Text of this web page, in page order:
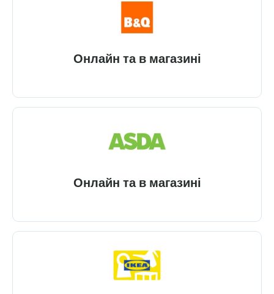
Онлайн та в магазині
Онлайн та в магазині